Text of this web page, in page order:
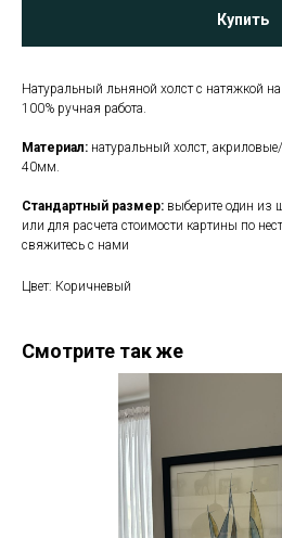
Купить
Натуральный льняной холст с натяжкой
100% ручная работа.
Материал: натуральный холст,
40мм.
Стандартный размер: выберите один из
или для расчета стоимости картины по
свяжитесь с нами
Цвет: Коричневый
Смотрите так же